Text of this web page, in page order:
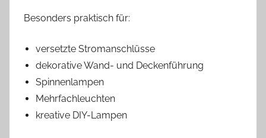
Besonders praktisch für:
versetzte Stromanschlüsse
dekorative Wand- und Deckenführung
Spinnenlampen
Mehrfachleuchten
kreative DIY-Lampen